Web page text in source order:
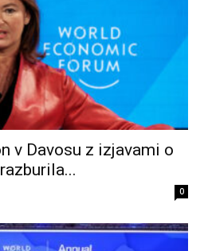
v Davosu z izjavami o
0